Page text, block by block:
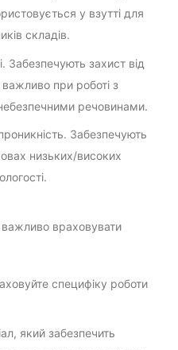
у взутті для
складів.
Забезпечують захист від
при роботі з
речовинами.
Забезпечують
низьких/високих
важливо враховувати
специфіку роботи
який забезпечить